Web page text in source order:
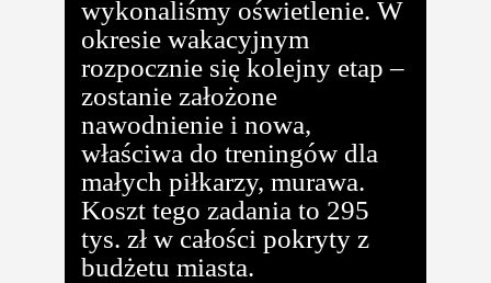
wykonaliśmy oświetlenie. W
okresie wakacyjnym
rozpocznie się kolejny etap –
zostanie założone
nawodnienie i nowa,
właściwa do treningów dla
małych piłkarzy, murawa.
Koszt tego zadania to 295
tys. zł w całości pokryty z
budżetu miasta.